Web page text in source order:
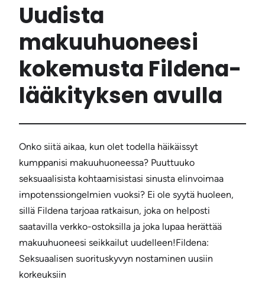
Uudista
makuuhuoneesi
kokemusta Fildena-
lääkityksen avulla
Onko siitä aikaa, kun olet todella häikäissyt
kumppanisi makuuhuoneessa? Puuttuuko
seksuaalisista kohtaamisistasi sinusta elinvoimaa
impotenssiongelmien vuoksi? Ei ole syytä huoleen,
sillä Fildena tarjoaa ratkaisun, joka on helposti
saatavilla verkko-ostoksilla ja joka lupaa herättää
makuuhuoneesi seikkailut uudelleen!Fildena:
Seksuaalisen suorituskyvyn nostaminen uusiin
korkeuksiin